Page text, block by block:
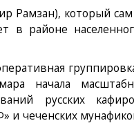
Рамзан), который
в районе
начала
русских
и чеченских